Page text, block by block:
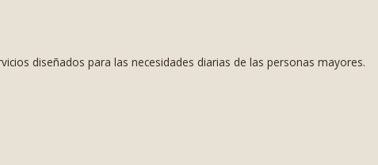
diseñados para las necesidades diarias de las personas mayores.